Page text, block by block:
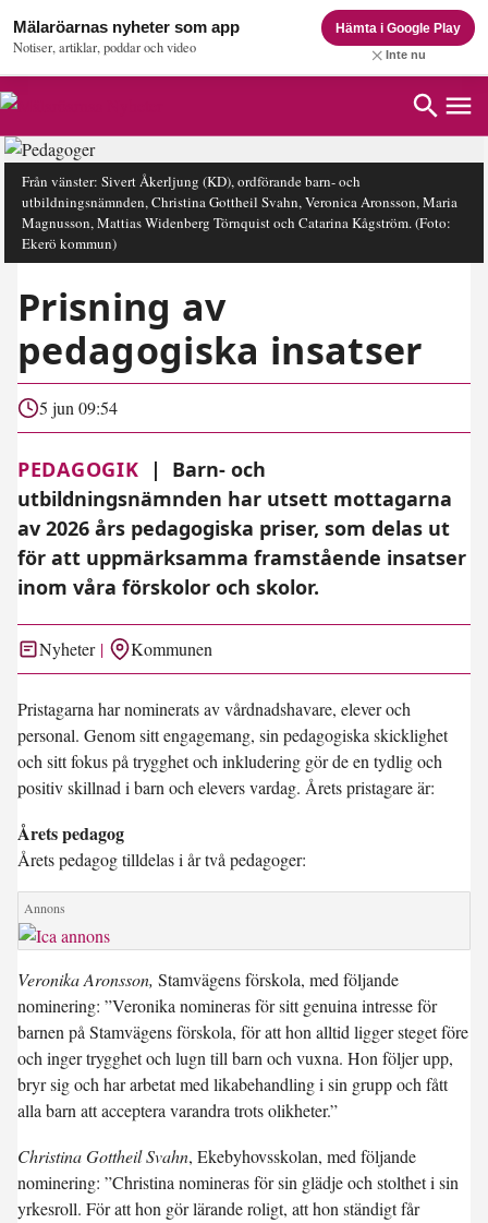
Mälaröarnas nyheter som app
Notiser, artiklar, poddar och video
Hämta i Google Play
Inte nu
Från vänster: Sivert Åkerljung (KD), ordförande barn- och
utbildningsnämnden, Christina Gottheil Svahn, Veronica Aronsson, Maria
Magnusson, Mattias Widenberg Törnquist och Catarina Kågström.(Foto:
Ekerö kommun)
Prisning av
pedagogiska insatser
5 jun 09:54
PEDAGOGIK |
Barn- och
utbildningsnämnden har utsett mottagarna
av 2026 års pedagogiska priser, som delas ut
för att uppmärksamma framstående insatser
inom våra förskolor och skolor.
Nyheter Kommunen
Pristagarna har nominerats av vårdnadshavare, elever och
personal. Genom sitt engagemang, sin pedagogiska skicklighet
och sitt fokus på trygghet och inkludering gör de en tydlig och
positiv skillnad i barn och elevers vardag. Årets pristagare är:
Årets pedagog
Årets pedagog tilldelas i år två pedagoger:
Veronika Aronsson, Stamvägens förskola, med följande
nominering: ”Veronika nomineras för sitt genuina intresse för
barnen på Stamvägens förskola, för att hon alltid ligger steget före
och inger trygghet och lugn till barn och vuxna. Hon följer upp,
bryr sig och har arbetat med likabehandling i sin grupp och fått
alla barn att acceptera varandra trots olikheter.”
Christina Gottheil Svahn, Ekebyhovsskolan, med följande
nominering: ”Christina nomineras för sin glädje och stolthet i sin
yrkesroll. För att hon gör lärande roligt, att hon ständigt får